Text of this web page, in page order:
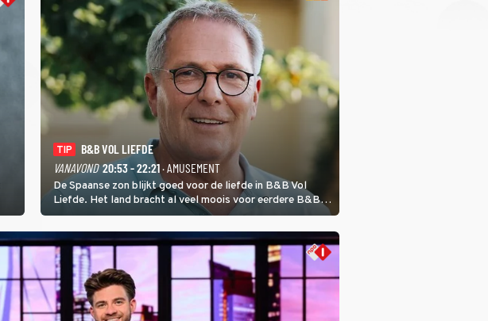
TIP
B&B VOL LIEFDE
VANAVOND 20:53 - 22:21· AMUSEMENT
De Spaanse zon blijkt goed voor de liefde in B&B Vol
Liefde. Het land bracht al veel moois voor eerdere B&B-
eigenaren en hun partners. Ook Paul runt zijn
gastenverblijf in Spanje. De 62-jarige weduwnaar stuurt
aan op een nieuw hoofdstuk.